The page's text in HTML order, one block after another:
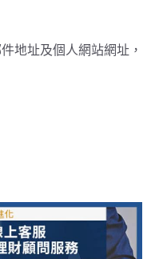
地址及個人網站網址，